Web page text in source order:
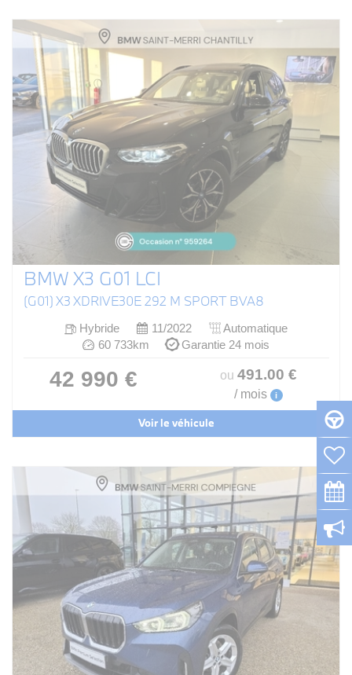
BMW X3 G01 LCI
(G01) X3 XDRIVE30E 292 M SPORT BVA8
Hybride 11/2022
Automatique
60 733km
Garantie 24 mois
42 990 € ou 491.00 €
/ mois i
Voir le véhicule